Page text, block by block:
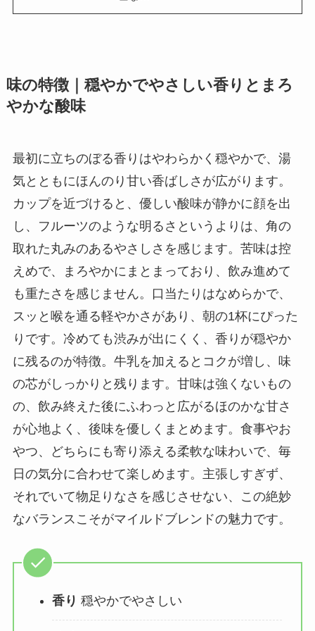
味の特徴｜穏やかでやさしい香りとまろ
やかな酸味
最初に立ちのぼる香りはやわらかく穏やかで、湯
気とともにほんのり甘い香ばしさが広がります。
カップを近づけると、優しい酸味が静かに顔を出
し、フルーツのような明るさというよりは、角の
取れた丸みのあるやさしさを感じます。苦味は控
えめで、まろやかにまとまっており、飲み進めて
も重たさを感じません。口当たりはなめらかで、
スッと喉を通る軽やかさがあり、朝の1杯にぴった
りです。冷めても渋みが出にくく、香りが穏やか
に残るのが特徴。牛乳を加えるとコクが増し、味
の芯がしっかりと残ります。甘味は強くないもの
の、飲み終えた後にふわっと広がるほのかな甘さ
が心地よく、後味を優しくまとめます。食事やお
やつ、どちらにも寄り添える柔軟な味わいで、毎
日の気分に合わせて楽しめます。主張しすぎず、
それでいて物足りなさを感じさせない、この絶妙
なバランスこそがマイルドブレンドの魅力です。
香り 穏やかでやさしい